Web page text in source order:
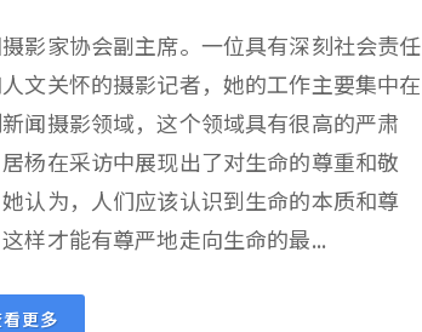
影家协会副主席。一位具有深刻社会责任
文关怀的摄影记者，‌她的工作主要集中在
闻摄影领域，‌这个领域具有很高的严肃
杨在采访中展现出了对生命的尊重和敬
认为，‌人们应该认识到生命的本质和尊
样才能有尊严地走向生命的最...
更多